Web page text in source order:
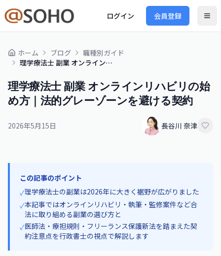
ログイン 会員登録
ホーム ブログ
職種別ガイド
理学療法士 副業 オンラインリハビリの始め方｜法的グレーゾーンを避ける契約
理学療法士 副業 オンラインリハビリの始
め方｜法的グレーゾーンを避ける契約
2026年5月15日 長谷川 奈津
この記事のポイント
✓理学療法士の副業は2026年に大きく裾野が広がりました
✓本記事ではオンラインリハビリ・執筆・監修案件など合
法に取り組める副業の選び方と
✓医師法・療担規則・フリーランス保護新法を踏まえた契
約注意点を行政書士の視点で解説します